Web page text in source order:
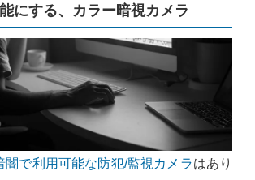
にする、カラー暗視カメラ
闇で利用可能な防犯/監視カメラはあり